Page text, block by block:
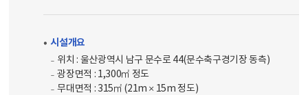
시설개요
위치 : 울산광역시 남구 문수로 44(문수축구경기장 동측)
광장면적 : 1,300㎡ 정도
무대면적 : 315㎡ (21m × 15m 정도)